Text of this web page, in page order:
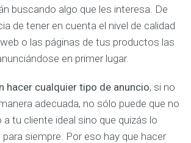
buscando algo que les interesa. De
de tener en cuenta el nivel de calidad
o las páginas de tus productos las
en primer lugar.
hacer cualquier tipo de anuncio, si no
adecuada, no sólo puede que no
tu cliente ideal sino que quizás lo
siempre. Por eso hay que hacer